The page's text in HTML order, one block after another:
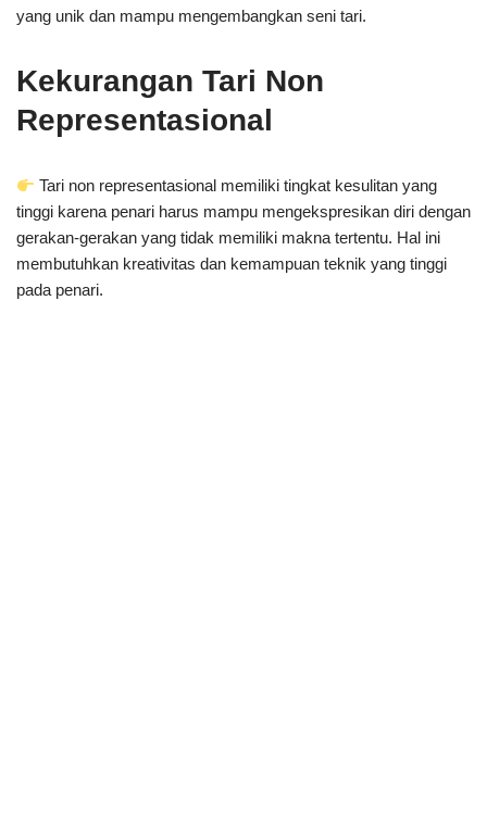
yang unik dan mampu mengembangkan seni tari.
Kekurangan Tari Non
Representasional
Tari non representasional memiliki tingkat kesulitan yang
tinggi karena penari harus mampu mengekspresikan diri dengan
gerakan-gerakan yang tidak memiliki makna tertentu. Hal ini
membutuhkan kreativitas dan kemampuan teknik yang tinggi
pada penari.